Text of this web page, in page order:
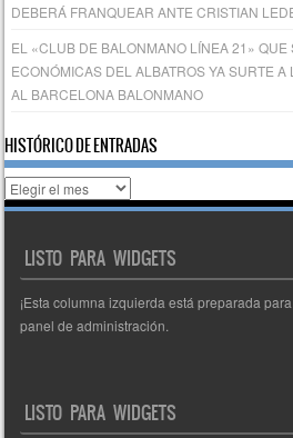
DEBERÁ FRANQUEAR ANTE CRISTIAN
EL «CLUB DE BALONMANO LÍNEA 21»
ECONÓMICAS DEL ALBATROS YA SURTE
AL BARCELONA BALONMANO
HISTÓRICO DE ENTRADAS
Histórico
de
LISTO PARA WIDGETS
¡Esta columna izquierda está preparada
panel de administración.
LISTO PARA WIDGETS